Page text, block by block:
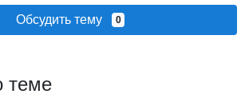
Обсудить тему 0
теме